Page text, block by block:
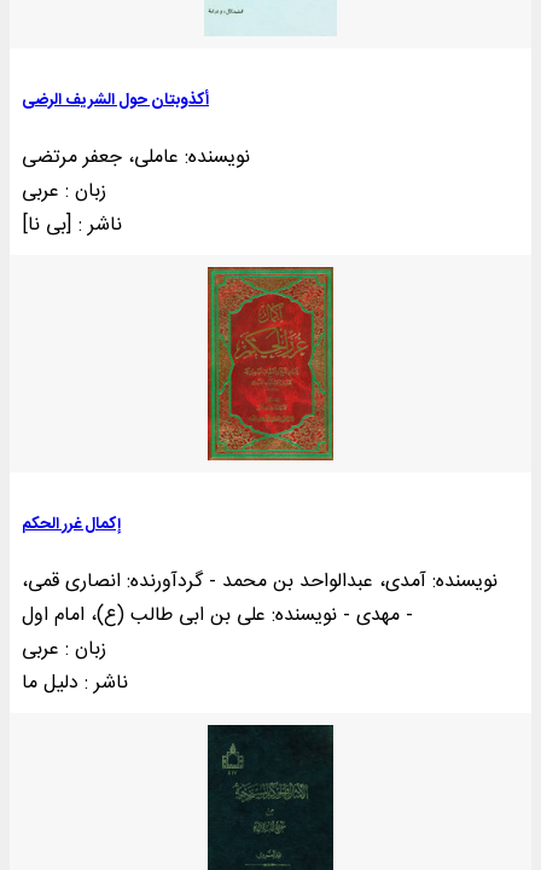
أکذوبتان حول الشریف الرضی
نویسنده: عاملی، جعفر مرتضی
زبان : عربی
ناشر : [بی‌ نا]
إکمال غرر الحکم
نویسنده: آمدی، عبدالواحد بن محمد - گردآورنده: انصاری قمی،
مهدی - نویسنده: علی بن ابی طالب (ع)، امام اول -
زبان : عربی
ناشر : دليل ما